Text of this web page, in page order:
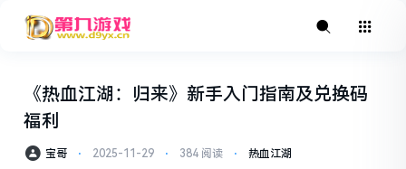
《热血江湖：归来》新手入门指南及兑换码
福利
宝哥 ⋅ 2025-11-29 ⋅ 384 阅读 ⋅ 热血江湖